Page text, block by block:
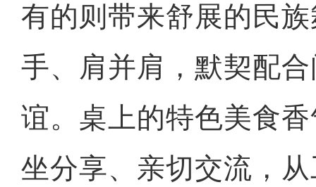
有的则带来舒展的民
手、肩并肩，默契配
谊。桌上的特色美食
坐分享、亲切交流，